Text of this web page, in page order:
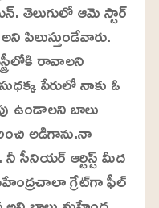
తెలుగులో ఆమె స్టార్
పిలుస్తుండేవారు.
రావాలని
పేరులో నాకు ఓ
ఉండాలని బాలు
అడిగాను.నా
ఆర్టిస్ట్ మీద
గ్రేట్‌గా ఫీల్